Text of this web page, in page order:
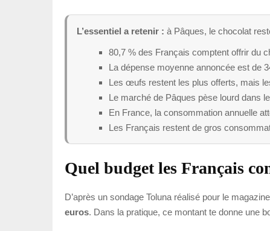
L’essentiel a retenir : à Pâques, le chocolat
80,7 % des Français comptent offrir du
La dépense moyenne annoncée est de
Les œufs restent les plus offerts, mais
Le marché de Pâques pèse lourd dans
En France, la consommation annuelle
Les Français restent de gros
Quel budget les Français
D’après un sondage Toluna réalisé pour le magazine
euros. Dans la pratique, ce montant te donne une